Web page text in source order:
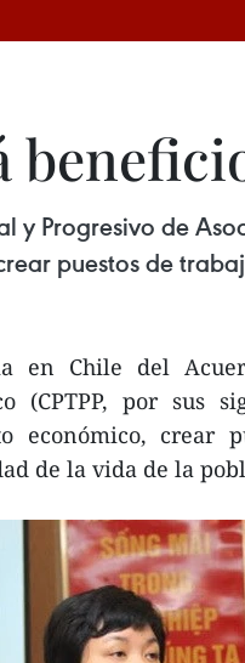
Progresivo de
puestos de
en Chile del
(CPTPP, por sus
económico, crear
de la vida de la